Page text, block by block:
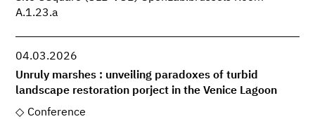
A.1.23.a
04.03.2026
Unruly marshes : unveiling paradoxes of turbid
landscape restoration porject in the Venice Lagoon
Conference